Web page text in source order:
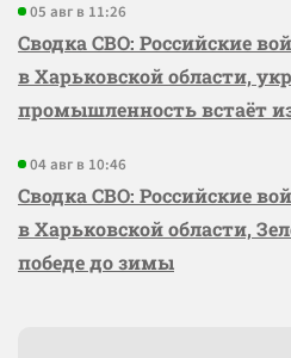
05 авг в 11:26
Сводка СВО: Российские
в Харьковской области,
промышленность встаёт
04 авг в 10:46
Сводка СВО: Российские
в Харьковской области,
победе до зимы